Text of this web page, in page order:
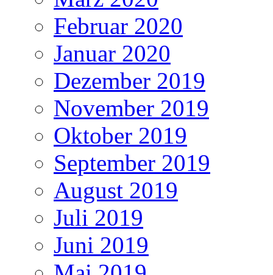
Februar 2020
Januar 2020
Dezember 2019
November 2019
Oktober 2019
September 2019
August 2019
Juli 2019
Juni 2019